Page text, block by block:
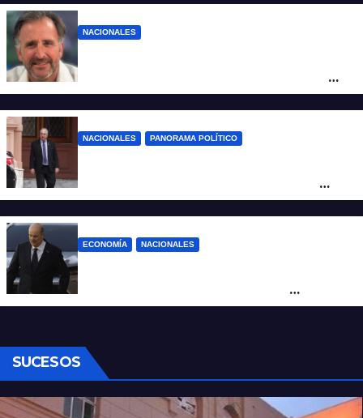
NACIONALES
que vende tierras a extranjeros
NACIONALES PANORAMA POLÍTICO
Milei de Misiones
ECONOMÍA NACIONALES
suspendió el decreto para levantar el paro
SUCESOS